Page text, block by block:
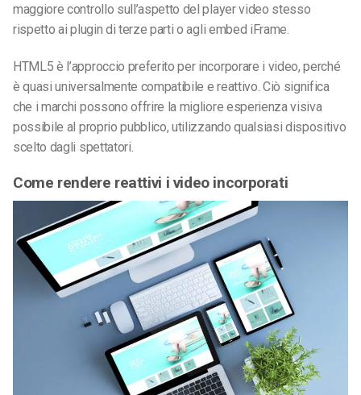
maggiore controllo sull’aspetto del player video stesso
rispetto ai plugin di terze parti o agli embed iFrame.
HTML5 è l’approccio preferito per incorporare i video, perché
è quasi universalmente compatibile e reattivo. Ciò significa
che i marchi possono offrire la migliore esperienza visiva
possibile al proprio pubblico, utilizzando qualsiasi dispositivo
scelto dagli spettatori.
Come rendere reattivi i video incorporati